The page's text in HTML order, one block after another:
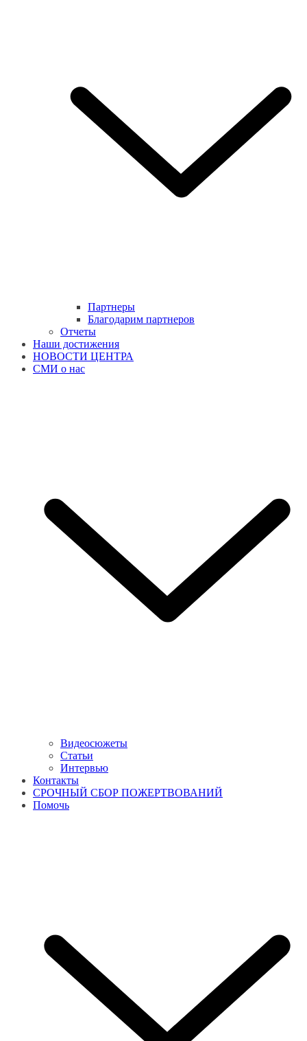
Партнеры
Благодарим партнеров
Отчеты
Наши достижения
НОВОСТИ ЦЕНТРА
СМИ о нас
Видеосюжеты
Статьи
Интервью
Контакты
СРОЧНЫЙ СБОР ПОЖЕРТВОВАНИЙ
Помочь